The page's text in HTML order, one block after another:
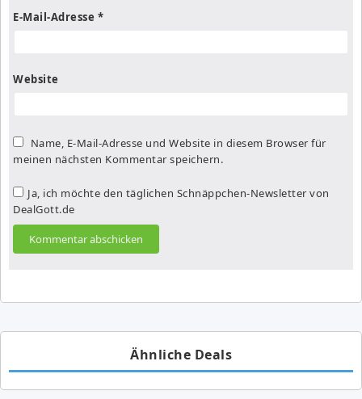
E-Mail-Adresse *
Website
Name, E-Mail-Adresse und Website in diesem Browser für
meinen nächsten Kommentar speichern.
Ja, ich möchte den täglichen Schnäppchen-Newsletter von
DealGott.de
Ähnliche Deals